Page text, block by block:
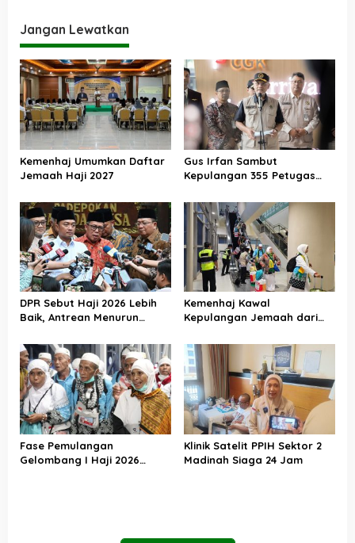
Jangan Lewatkan
Kemenhaj Umumkan Daftar
Jemaah Haji 2027
Gus Irfan Sambut
Kepulangan 355 Petugas
DPR Sebut Haji 2026 Lebih
Baik, Antrean Menurun
Kemenhaj Kawal
Kepulangan Jemaah dari
Akan Didistribusikan di
Tanah Air
Fase Pemulangan
Gelombang I Haji 2026
Klinik Satelit PPIH Sektor 2
Madinah Siaga 24 Jam